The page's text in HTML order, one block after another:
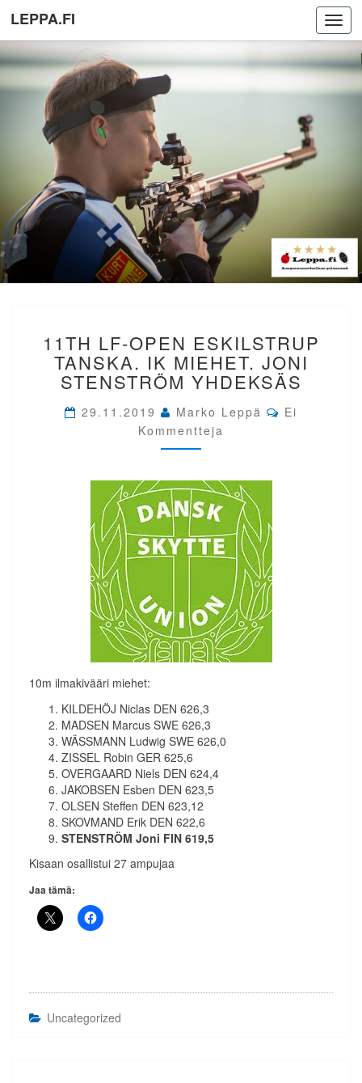
LEPPA.FI
LF-
OPEN
ESKILSTRUP
TANSKA.
IK
MIEHET.
JONI
STENSTRÖM
11TH LF-OPEN ESKILSTRUP
TANSKA. IK MIEHET. JONI
STENSTRÖM YHDEKSÄS
29.11.2019 Marko Leppä Comments
Ei
Kommentteja
10m ilmakivääri miehet:
KILDEHÖJ Niclas DEN 626,3
MADSEN Marcus SWE 626,3
WÄSSMANN Ludwig SWE 626,0
ZISSEL Robin GER 625,6
OVERGAARD Niels DEN 624,4
JAKOBSEN Esben DEN 623,5
OLSEN Steffen DEN 623,12
SKOVMAND Erik DEN 622,6
STENSTRÖM Joni FIN 619,5
Kisaan osallistui 27 ampujaa
Jaa tämä:
Uncategorized